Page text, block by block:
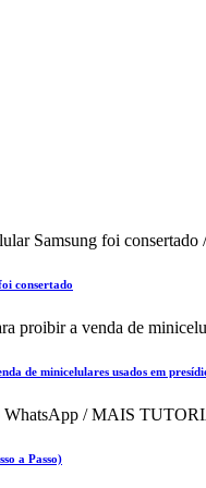
consertado
de minicelulares usados em
a Passo)